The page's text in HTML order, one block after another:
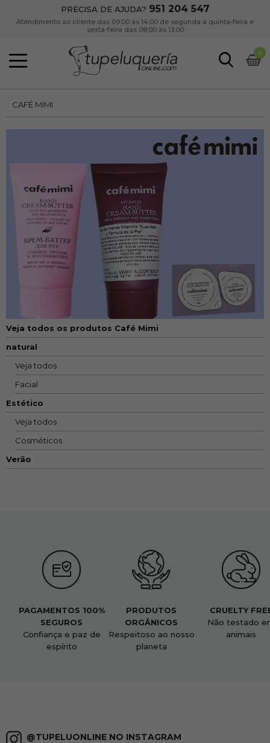
PRECISA DE AJUDA? 951 204 547
Atendimento ao cliente das 09:00 às 14:00 de segunda a quinta-feira e
sexta-feira das 08:00 às 13:00
0
CAFÉ MIMI
Veja todos os produtos Café Mimi
natural
Veja todos
Facial
Estético
Veja todos
Cosméticos
Verão
PAGAMENTOS 100%
SEGUROS
Confiança e paz de
espírito
PRODUTOS
ORGÂNICOS
Respeitoso ao nosso
planeta
CRUELTY
Não testado
animais
@TUPELUONLINE NO INSTAGRAM